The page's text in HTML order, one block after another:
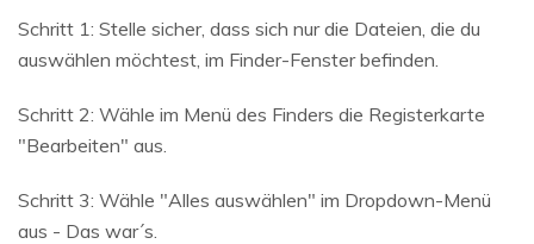
Schritt 1: Stelle sicher, dass sich nur die Dateien, die du
auswählen möchtest, im Finder-Fenster befinden.
Schritt 2: Wähle im Menü des Finders die Registerkarte
"Bearbeiten" aus.
Schritt 3: Wähle "Alles auswählen" im Dropdown-Menü
aus - Das war´s.